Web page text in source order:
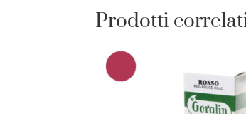
Prodotti